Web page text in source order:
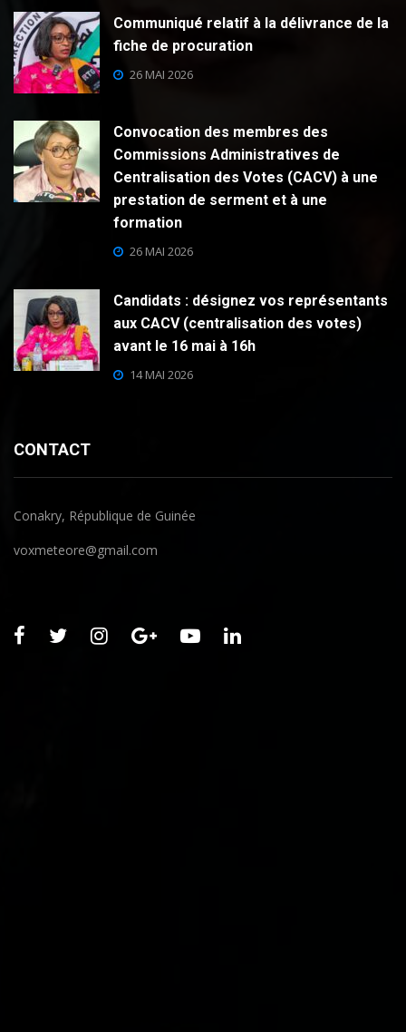
Communiqué relatif à la délivrance de la
fiche de procuration
26 MAI 2026
Convocation des membres des
Commissions Administratives de
Centralisation des Votes (CACV) à une
prestation de serment et à une
formation
26 MAI 2026
Candidats : désignez vos représentants
aux CACV (centralisation des votes)
avant le 16 mai à 16h
14 MAI 2026
CONTACT
Conakry, République de Guinée
voxmeteore@gmail.com